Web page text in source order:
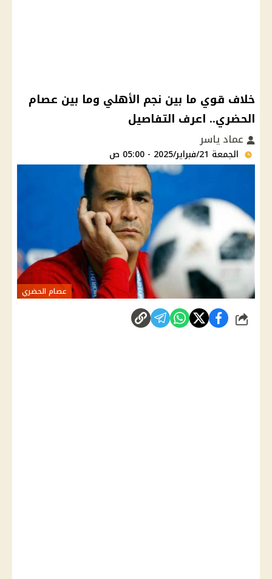
خلاف قوي ما بين نجم الأهلي وما بين عصام
الحضري.. اعرف التفاصيل
عماد ياسر
الجمعة 21/فبراير/2025 - 05:00 ص
عصام الحضري
شارك